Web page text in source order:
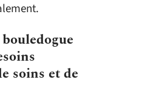
soins et de